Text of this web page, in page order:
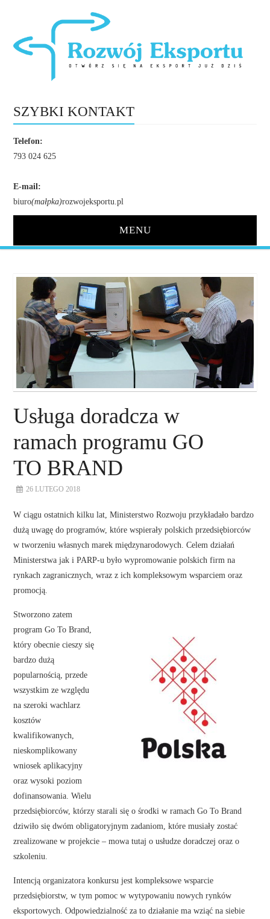
SZYBKI KONTAKT
Telefon:
793 024 625
E-mail:
biuro(małpka)rozwojeksportu.pl
MENU
O NAS
NASZE USŁUGI
DORADZTWO
PROEXIO
KONTAKT
Usługa doradcza w
ramach programu GO
TO BRAND
26 LUTEGO 2018
W ciągu ostatnich kilku lat, Ministerstwo Rozwoju przykładało bardzo
dużą uwagę do programów, które wspierały polskich przedsiębiorców
w tworzeniu własnych marek międzynarodowych. Celem działań
Ministerstwa jak i PARP-u było wypromowanie polskich firm na
rynkach zagranicznych, wraz z ich kompleksowym wsparciem oraz
promocją.
Stworzono zatem
program Go To Brand,
który obecnie cieszy się
bardzo dużą
popularnością, przede
wszystkim ze względu
na szeroki wachlarz
kosztów
kwalifikowanych,
nieskomplikowany
wniosek aplikacyjny
oraz wysoki poziom
dofinansowania. Wielu
przedsiębiorców, którzy starali się o środki w ramach Go To Brand
dziwiło się dwóm obligatoryjnym zadaniom, które musiały zostać
zrealizowane w projekcie – mowa tutaj o usłudze doradczej oraz o
szkoleniu.
Intencją organizatora konkursu jest kompleksowe wsparcie
przedsiębiorstw, w tym pomoc w wytypowaniu nowych rynków
eksportowych. Odpowiedzialność za to działanie ma wziąć na siebie